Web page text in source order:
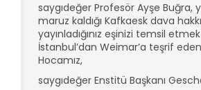
saygıdeğer Profesör Ayşe Buğra,
maruz kaldığı Kafkaesk dava
yayınladığınız eşinizi temsil
İstanbul’dan Weimar’a teşrif
Hocamız,
saygıdeğer Enstitü Başkanı